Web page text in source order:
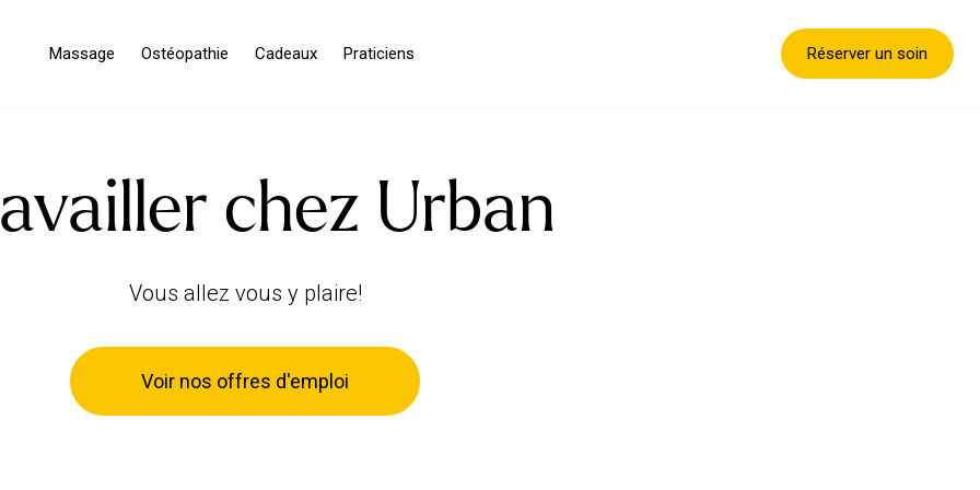
Massage Ostéopathie Cadeaux Praticiens Réserver un soin
chez Urban
Vous allez vous y plaire!
Voir nos offres d'emploi